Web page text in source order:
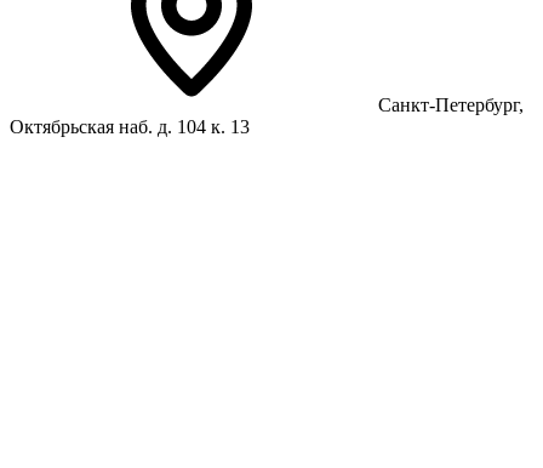
Санкт-Петербург,
Октябрьская наб. д. 104 к. 13